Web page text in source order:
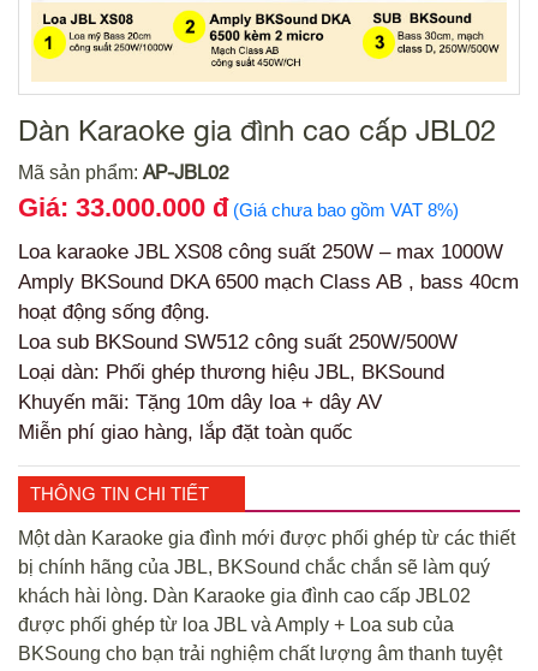
Dàn Karaoke gia đình cao cấp JBL02
Mã sản phẩm: AP-JBL02
Giá: 33.000.000 đ (Giá chưa bao gồm VAT 8%)
Loa karaoke JBL XS08 công suất 250W – max 1000W
Amply BKSound DKA 6500 mạch Class AB , bass 40cm
hoạt động sống động.
Loa sub BKSound SW512 công suất 250W/500W
Loại dàn: Phối ghép thương hiệu JBL, BKSound
Khuyến mãi: Tặng 10m dây loa + dây AV
Miễn phí giao hàng, lắp đặt toàn quốc
THÔNG TIN CHI TIẾT
Một dàn Karaoke gia đình mới được phối ghép từ các thiết
bị chính hãng của JBL, BKSound chắc chắn sẽ làm quý
khách hài lòng. Dàn Karaoke gia đình cao cấp JBL02
được phối ghép từ loa JBL và Amply + Loa sub của
BKSoung cho bạn trải nghiệm chất lượng âm thanh tuyệt